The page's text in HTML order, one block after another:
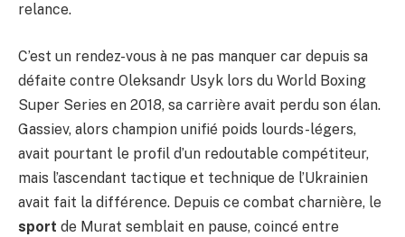
relance.
C’est un rendez-vous à ne pas manquer car depuis sa
défaite contre Oleksandr Usyk lors du World Boxing
Super Series en 2018, sa carrière avait perdu son élan.
Gassiev, alors champion unifié poids lourds-légers,
avait pourtant le profil d’un redoutable compétiteur,
mais l’ascendant tactique et technique de l’Ukrainien
avait fait la différence. Depuis ce combat charnière, le
sport de Murat semblait en pause, coincé entre